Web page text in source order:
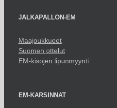
JALKAPALLON-EM
Maajoukkueet
Suomen ottelut
EM-kisojen lipunmyynti
EM-KARSINNAT